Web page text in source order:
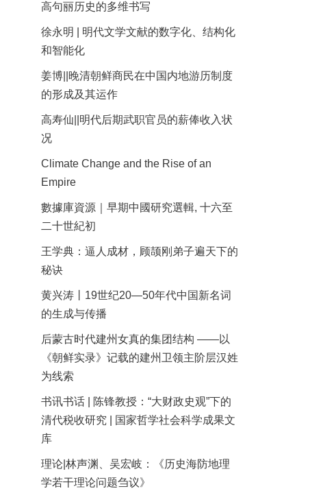
高句丽历史的多维书写
徐永明 | 明代文学文献的数字化、结构化
和智能化
姜博||晚清朝鲜商民在中国内地游历制度
的形成及其运作
高寿仙||明代后期武职官员的薪俸收入状
况
Climate Change and the Rise of an
Empire
數據庫資源｜早期中國研究選輯, 十六至
二十世紀初
王学典：逼人成材，顾颉刚弟子遍天下的
秘诀
黄兴涛丨19世纪20—50年代中国新名词
的生成与传播
后蒙古时代建州女真的集团结构 ——以
《朝鲜实录》记载的建州卫领主阶层汉姓
为线索
书讯书话 | 陈锋教授：“大财政史观”下的
清代税收研究 | 国家哲学社会科学成果文
库
理论|林声渊、吴宏岐：《历史海防地理
学若干理论问题刍议》